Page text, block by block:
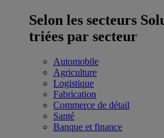
Selon les secteurs
triées par secteur
Automobile
Agriculture
Logistique
Fabrication
Commerce de détail
Santé
Banque et finance